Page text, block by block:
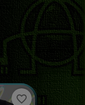
favorite_border